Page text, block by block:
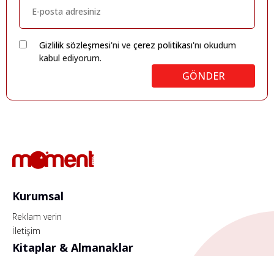
Gizlilik sözleşmesi'ni ve çerez politikası'nı okudum
kabul ediyorum.
GÖNDER
Kurumsal
Reklam verin
İletişim
Kitaplar & Almanaklar